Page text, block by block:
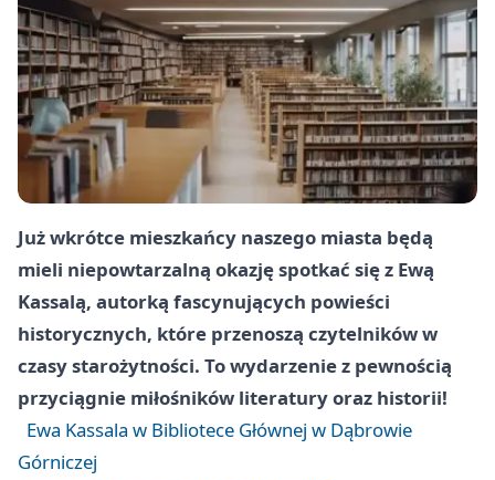
Już wkrótce mieszkańcy naszego miasta będą
mieli niepowtarzalną okazję spotkać się z Ewą
Kassalą, autorką fascynujących powieści
historycznych, które przenoszą czytelników w
czasy starożytności. To wydarzenie z pewnością
przyciągnie miłośników literatury oraz historii!
Ewa Kassala w Bibliotece Głównej w Dąbrowie
Górniczej